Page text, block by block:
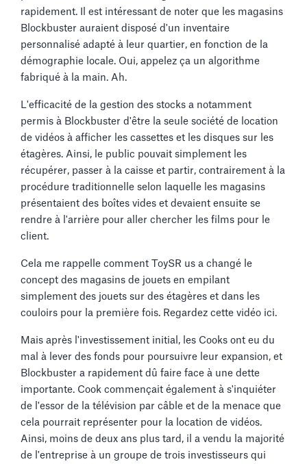
rapidement. Il est intéressant de noter que les magasins
Blockbuster auraient disposé d'un inventaire
personnalisé adapté à leur quartier, en fonction de la
démographie locale. Oui, appelez ça un algorithme
fabriqué à la main. Ah.
L'efficacité de la gestion des stocks a notamment
permis à Blockbuster d'être la seule société de location
de vidéos à afficher les cassettes et les disques sur les
étagères. Ainsi, le public pouvait simplement les
récupérer, passer à la caisse et partir, contrairement à la
procédure traditionnelle selon laquelle les magasins
présentaient des boîtes vides et devaient ensuite se
rendre à l'arrière pour aller chercher les films pour le
client.
Cela me rappelle comment ToySR us a changé le
concept des magasins de jouets en empilant
simplement des jouets sur des étagères et dans les
couloirs pour la première fois. Regardez cette vidéo ici.
Mais après l'investissement initial, les Cooks ont eu du
mal à lever des fonds pour poursuivre leur expansion, et
Blockbuster a rapidement dû faire face à une dette
importante. Cook commençait également à s'inquiéter
de l'essor de la télévision par câble et de la menace que
cela pourrait représenter pour la location de vidéos.
Ainsi, moins de deux ans plus tard, il a vendu la majorité
de l'entreprise à un groupe de trois investisseurs qui